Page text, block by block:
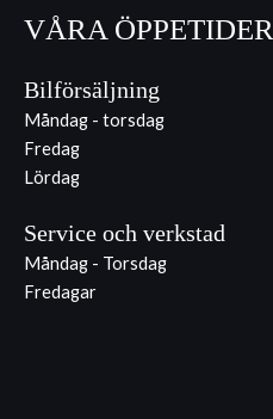
VÅRA ÖPPETIDER
Bilförsäljning
Måndag - torsdag
Fredag
Lördag
Service och verkstad
Måndag - Torsdag
Fredagar